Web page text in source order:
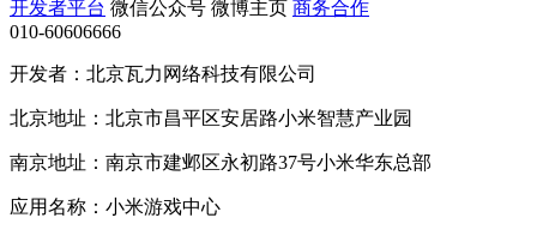
开发者平台 微信公众号 微博主页 商务合作
010-60606666
开发者：北京瓦力网络科技有限公司
北京地址：北京市昌平区安居路小米智慧产业园
南京地址：南京市建邺区永初路37号小米华东总部
应用名称：小米游戏中心